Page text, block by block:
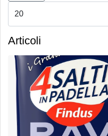
Articoli